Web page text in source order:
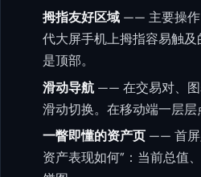
拇指友好区域 —— 主要操作
代大屏手机上拇指容易触
是顶部。
滑动导航 —— 在交易对、图
滑动切换。在移动端一层层
一瞥即懂的资产页 —— 首屏
资产表现如何”：当前总值